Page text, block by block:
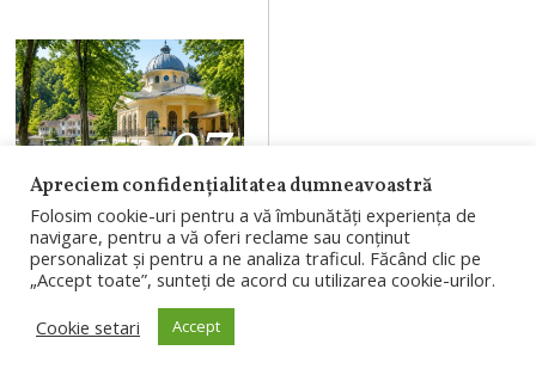
07
AUGUST 9, 2026A
U
G
U
Băile Băița
revin la viață.
Restaurantul și
Apreciem confidențialitatea dumneavoastră
Folosim cookie-uri pentru a vă îmbunătăți experiența de
navigare, pentru a vă oferi reclame sau conținut
personalizat și pentru a ne analiza traficul. Făcând clic pe
„Accept toate”, sunteți de acord cu utilizarea cookie-urilor.
Cookie setari
Accept